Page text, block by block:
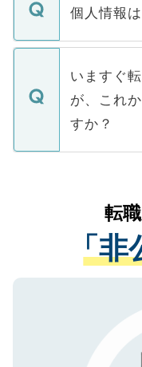
■応募殺到
関を公にし
に、医療機
みを人材紹
ています。
ん。また、
定を承諾す
の辞退の連
個人情報
個人情報が
で、ご安心
などで収集
ご本人のキ
支援を目的
ているすべ
は、個人情
管理基準を
る、プライ
で、機密保
いますぐ
が、これ
すか？
かがいして
経験をまじ
させていた
ない方には
ので、まず
転
「